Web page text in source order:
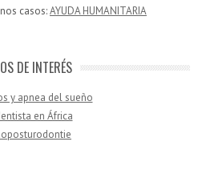
casos:AYUDA HUMANITARIA
DE INTERÉS
y apnea del sueño
en África